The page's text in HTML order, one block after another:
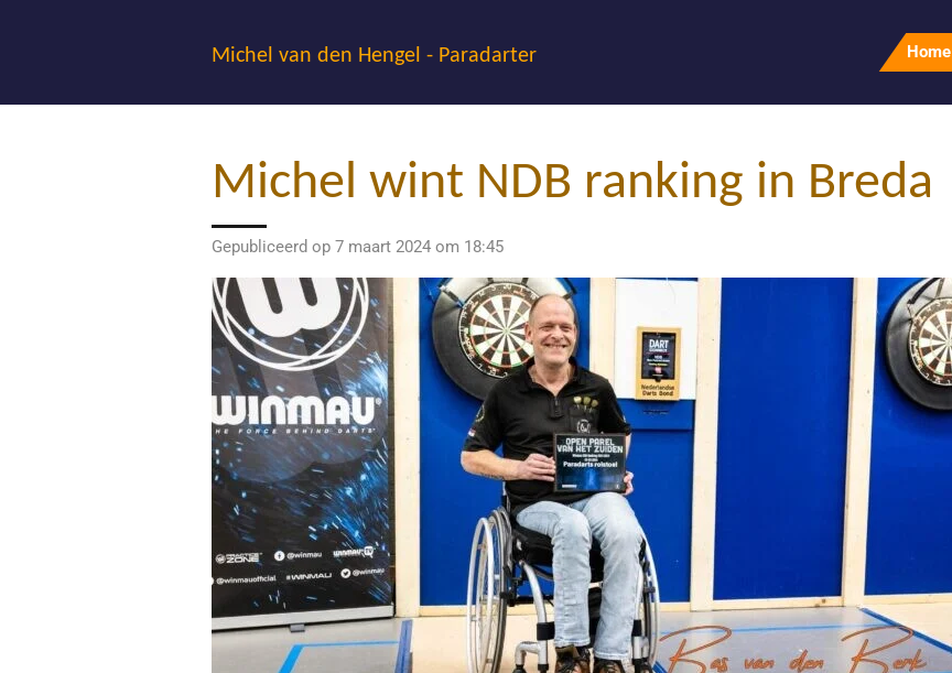
de
Michel van den Hengel - Paradarter Home
Michel wint NDB ranking in Breda
Gepubliceerd op 7 maart 2024 om 18:45